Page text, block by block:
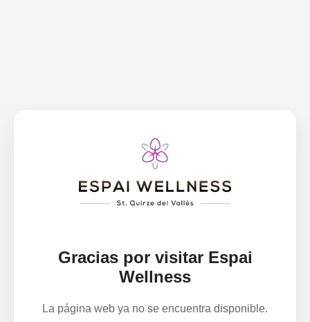
Gracias por visitar Espai
Wellness
La página web ya no se encuentra disponible.